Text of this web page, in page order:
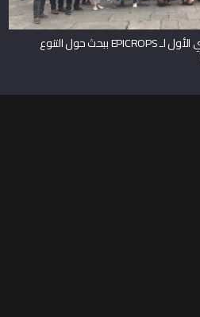
د. إباء فراح تشارك في المؤتمر السنوي الأول لـ EPICROPS ببحث حول التنوع